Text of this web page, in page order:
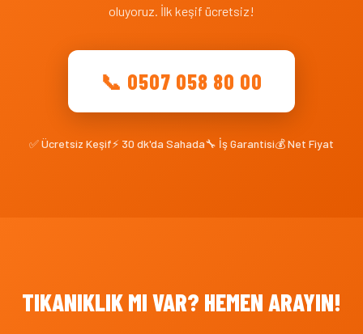
oluyoruz. İlk keşif ücretsiz!
📞 0507 058 80 00
✅ Ücretsiz Keşif⚡ 30 dk'da Sahada🔧 İş Garantisi💰 Net Fiyat
TIKANIKLIK MI VAR? HEMEN ARAYIN!